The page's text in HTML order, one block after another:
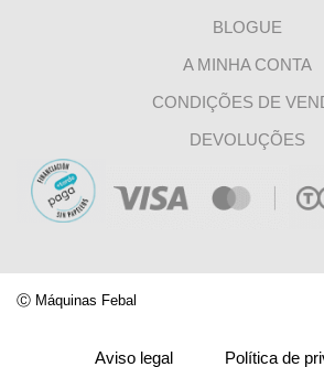
BLOGUE
A MINHA CONTA
CONDIÇÕES DE
DEVOLUÇÕES
Ⓒ Máquinas Febal
Aviso legal Política de